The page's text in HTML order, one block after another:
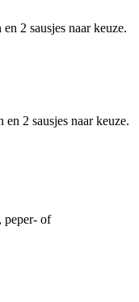
2 sausjes naar keuze.
2 sausjes naar keuze.
peper- of